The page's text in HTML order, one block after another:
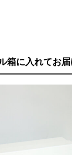
箱に入れてお